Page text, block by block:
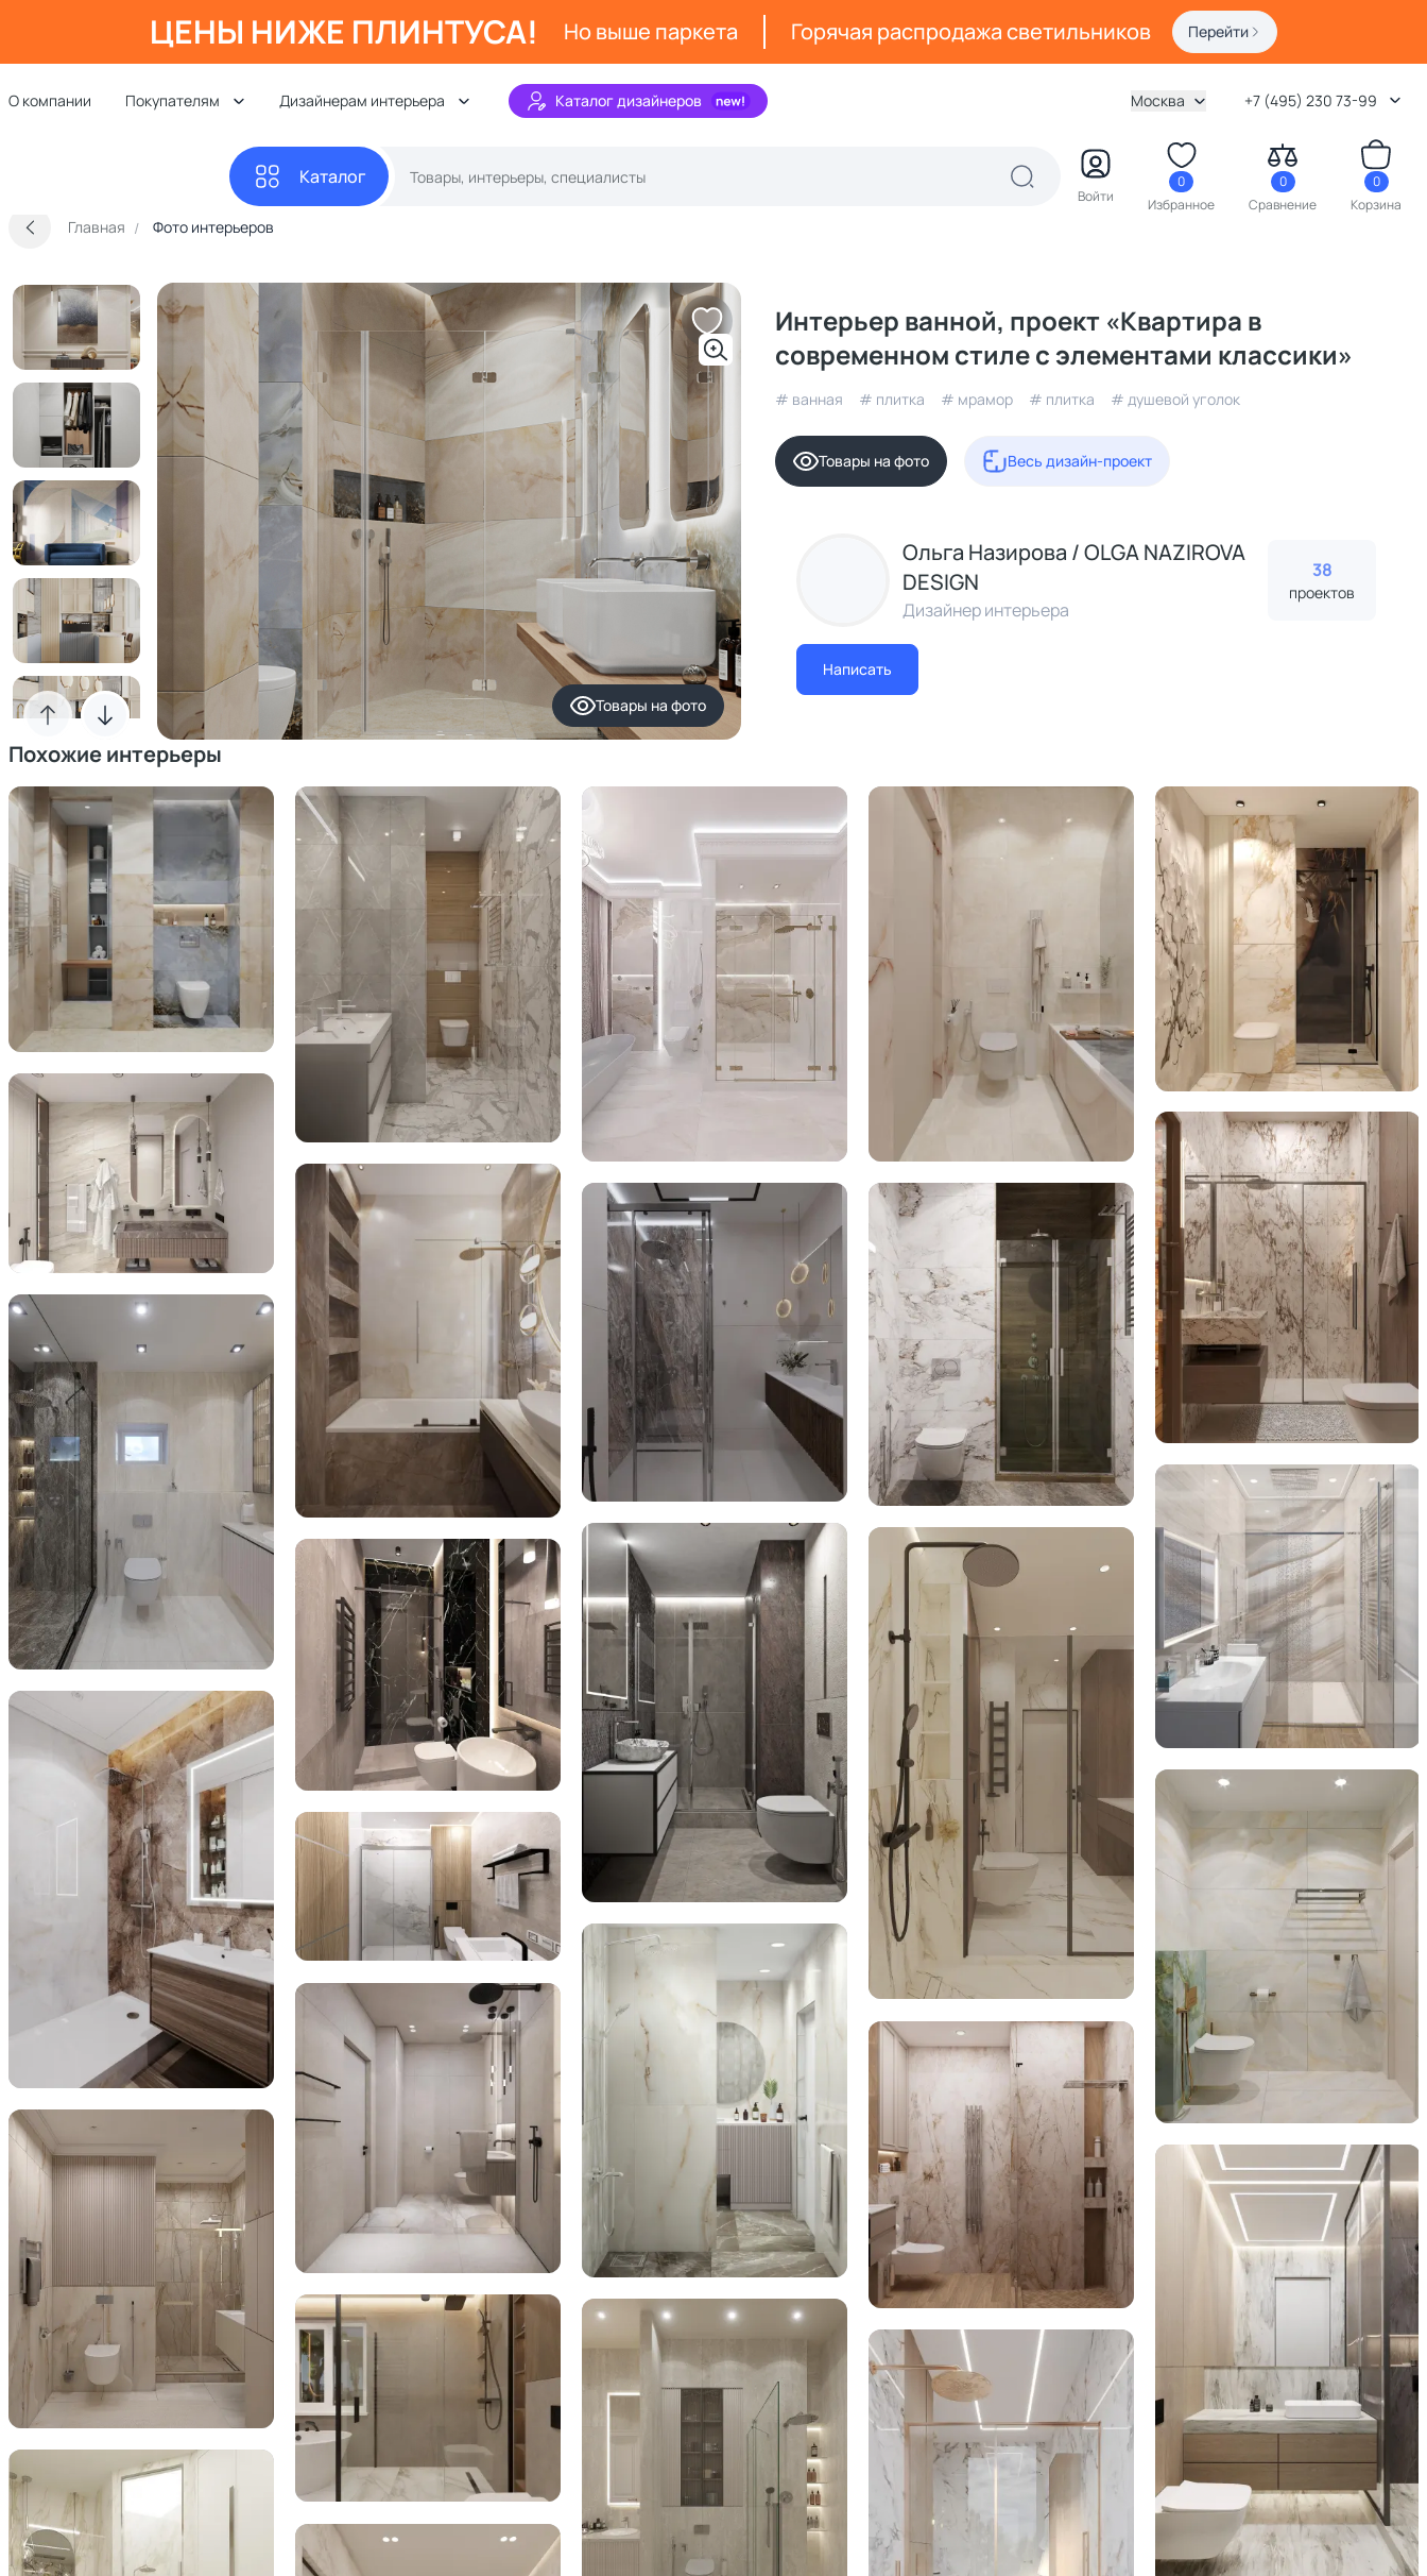
ЦЕНЫ НИЖЕ ПЛИНТУСА! Но выше паркета Горячая распродажа светильников Перейти
О компании Покупателям Дизайнерам интерьера Каталог дизайнеров Москва +7 (495) 230 73-99
Каталог
Войти
0
Избранное
0
Сравнение
0
Корзина
Главная Фото интерьеров
Товары на фото
Интерьер ванной, проект «Квартира в
современном стиле с элементами классики»
# ванная # плитка # мрамор # плитка # душевой уголок
Товары на фото Весь дизайн-проект
Ольга Назирова / OLGA NАZIROVA
DESIGN
Дизайнер интерьера
38
проектов
Написать
Похожие интерьеры